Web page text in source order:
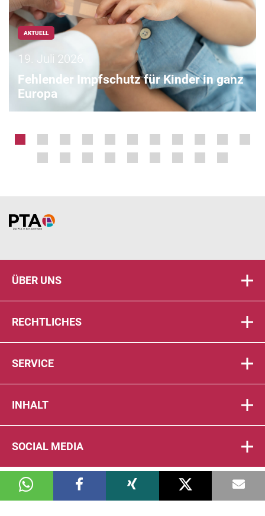
AKTUELL
19. Juli 2026
Fehlender Impfschutz für Kinder in ganz
Europa
Home
ÜBER UNS
RECHTLICHES
SERVICE
INHALT
SOCIAL MEDIA
© 2026 DIE PTA IN DER APOTHEKE